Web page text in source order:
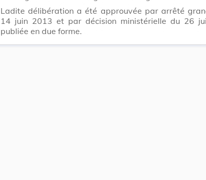
Ladite délibération a été approuvée par arrêté
14 juin 2013 et par décision ministérielle du 26
publiée en due forme.